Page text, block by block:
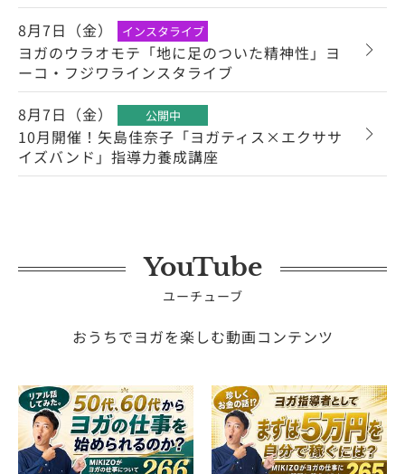
8月7日（金）
インスタライブ
ヨガのウラオモテ「地に足のついた精神性」ヨ
ーコ・フジワラインスタライブ
8月7日（金）
公開中
10月開催！矢島佳奈子「ヨガティス×エクササ
イズバンド」指導力養成講座
YouTube
ユーチューブ
おうちでヨガを楽しむ動画コンテンツ